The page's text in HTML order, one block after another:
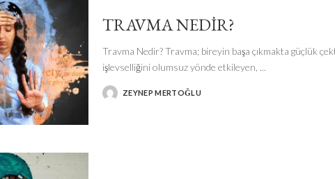
TRAVMA NEDIR?
Travma Nedir? Travma; bireyin başa çıkmakta güçlük
işlevselliğini olumsuz yönde etkileyen, ...
POSTEDZEYNEP MERTOĞLU